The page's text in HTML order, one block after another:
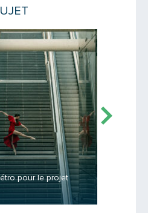
pour le projet